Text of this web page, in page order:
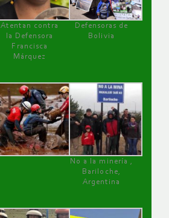
Atentan contra
la Defensora
Francisca
Márquez
Defensoras de
Bolivia
No a la minería ,
Bariloche,
Argentina